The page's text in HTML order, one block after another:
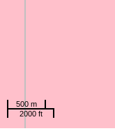
500 m
2000 ft